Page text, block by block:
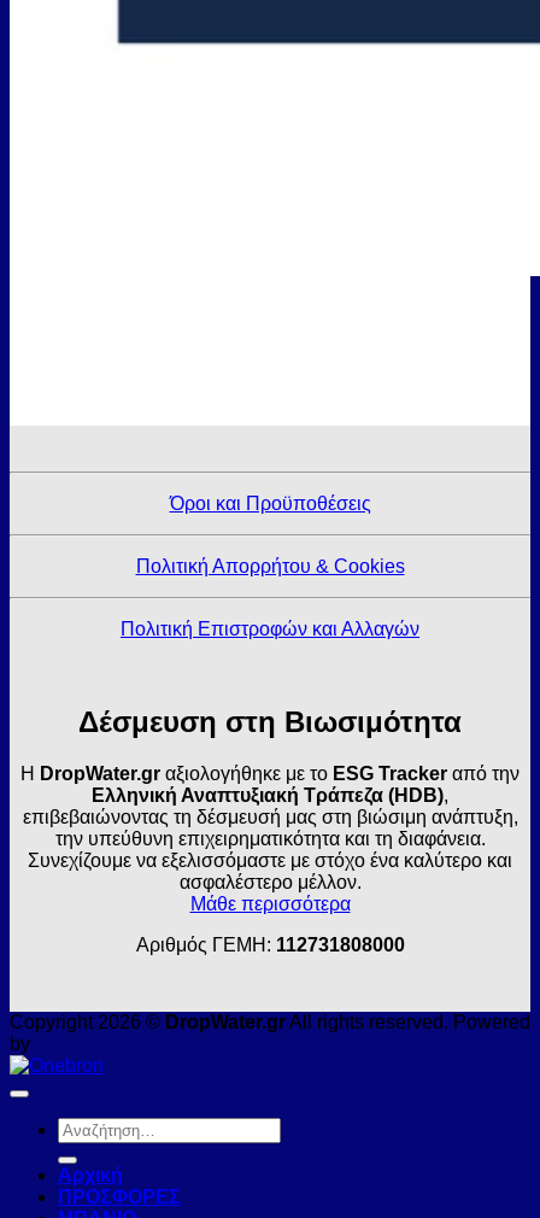
Όροι και Προϋποθέσεις
Πολιτική Απορρήτου & Cookies
Πολιτική Επιστροφών και Αλλαγών
Δέσμευση στη Βιωσιμότητα
Η DropWater.gr αξιολογήθηκε με το ESG Tracker από την
Ελληνική Αναπτυξιακή Τράπεζα (HDB),
επιβεβαιώνοντας τη δέσμευσή μας στη βιώσιμη ανάπτυξη,
την υπεύθυνη επιχειρηματικότητα και τη διαφάνεια.
Συνεχίζουμε να εξελισσόμαστε με στόχο ένα καλύτερο και
ασφαλέστερο μέλλον.
Μάθε περισσότερα
Αριθμός ΓΕΜΗ: 112731808000
Copyright 2026 © DropWater.grAll rights reserved. Powered
by
Αναζήτηση
για:
Αρχική
ΠΡΟΣΦΟΡΕΣ